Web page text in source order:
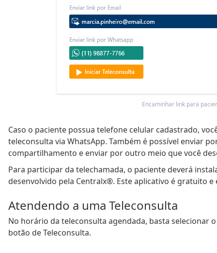
Encaminhar link para
Caso o paciente possua telefone celular cadastrado,
teleconsulta via WhatsApp. Também é possível enviar
compartilhamento e enviar por outro meio que você
Para participar da telechamada, o paciente deverá
desenvolvido pela Centralx®. Este aplicativo é gratuito
Atendendo a uma Teleconsulta
No horário da teleconsulta agendada, basta selecionar
botão de Teleconsulta.